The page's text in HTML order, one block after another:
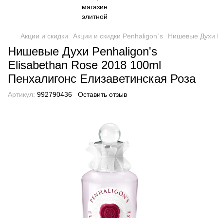
Акции и скидки Акции и скидки Penhaligon`s Нишевые Духи
Нишевые Духи Penhaligon's
Elisabethan Rose 2018​​​​​​​ 100ml
Пенхалигонс Елизаветинская Роза​​​​​​​
Артикул: 992790436 Оставить отзыв